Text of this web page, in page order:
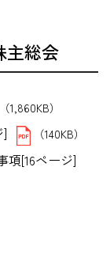
主総会
（1,860KB）
] （140KB）
項[16ページ]